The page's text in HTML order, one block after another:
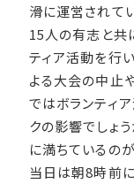
滑に運営されて
15人の有志と共
ティア活動を行
よる大会の中止
ではボランティ
クの影響でしょ
に満ちているの
当日は朝8時前